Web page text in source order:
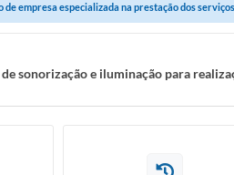
de empresa especializada na prestação dos
sonorização e iluminação para